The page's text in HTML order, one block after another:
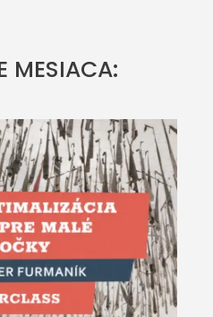
MESIACA: